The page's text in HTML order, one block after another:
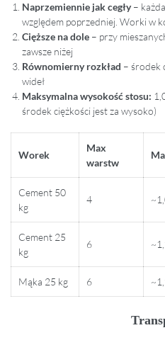
Naprzemiennie jak cegły–
względem poprzedniej. Worki w
Cięższe na dole – przy
zawsze niżej
Równomierny rozkład – środek
wideł
Maksymalna wysokość stosu:
środek ciężkości jest za wysoko)
Worek
Max
warstw
Cement 50
kg
4
Cement 25
kg
6
Mąka 25 kg 6